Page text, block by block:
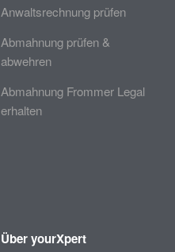
Anwaltsrechnung prüfen
Abmahnung prüfen &
abwehren
Abmahnung Frommer Legal
erhalten
Über yourXpert